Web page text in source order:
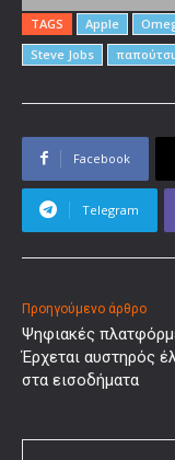
TAGS Apple
Steve Jobs
Facebook
Telegram
Προηγούμενο άρθρο
Ψηφιακές
Έρχεται αυστηρός
στα εισοδήματα